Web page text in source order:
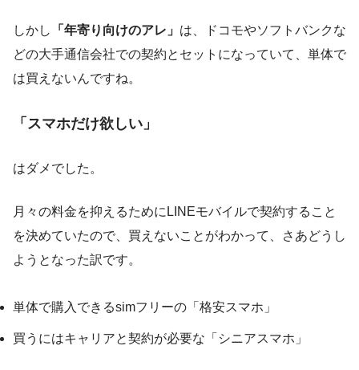
しかし 「年寄り向けのアレ」 は、ドコモやソフトバンクな
どの大手通信会社での契約とセットになっていて、単体で
は買えないんですね。
「スマホだけ欲しい」
はダメでした。
月々の料金を抑えるためにLINEモバイルで契約すること
を決めていたので、買えないことがわかって、さあどうし
ようとなった訳です。
単体で購入できるsimフリーの「格安スマホ」
買うにはキャリアと契約が必要な「シニアスマホ」